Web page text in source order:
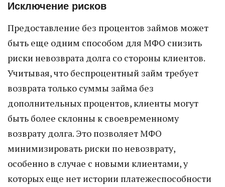
Исключение рисков
Предоставление без процентов займов может
быть еще одним способом для МФО снизить
риски невозврата долга со стороны клиентов.
Учитывая, что беспроцентный займ требует
возврата только суммы займа без
дополнительных процентов, клиенты могут
быть более склонны к своевременному
возврату долга. Это позволяет МФО
минимизировать риски по невозврату,
особенно в случае с новыми клиентами, у
которых еще нет истории платежеспособности